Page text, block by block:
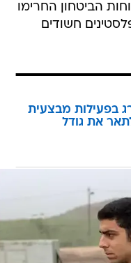
הביטחון החרימו
אבטחה במקום, ו-12 פלסטינים חשודים
בפעילות מבצעית
את גודל